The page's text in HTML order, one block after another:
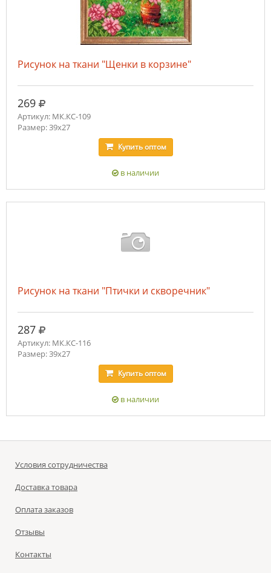
Рисунок на ткани "Щенки в корзине"
269 руб.
Артикул: МК.КС-109
Размер: 39х27
Купитьоптом
в наличии
Рисунок на ткани "Птички и скворечник"
287 руб.
Артикул: МК.КС-116
Размер: 39х27
Купитьоптом
в наличии
Условия сотрудничества
Доставка товара
Оплата заказов
Отзывы
Контакты